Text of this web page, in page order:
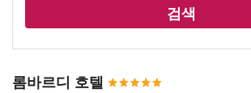
검색
롬바르디 호텔